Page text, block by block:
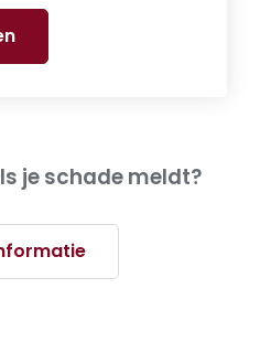
je schade meldt?